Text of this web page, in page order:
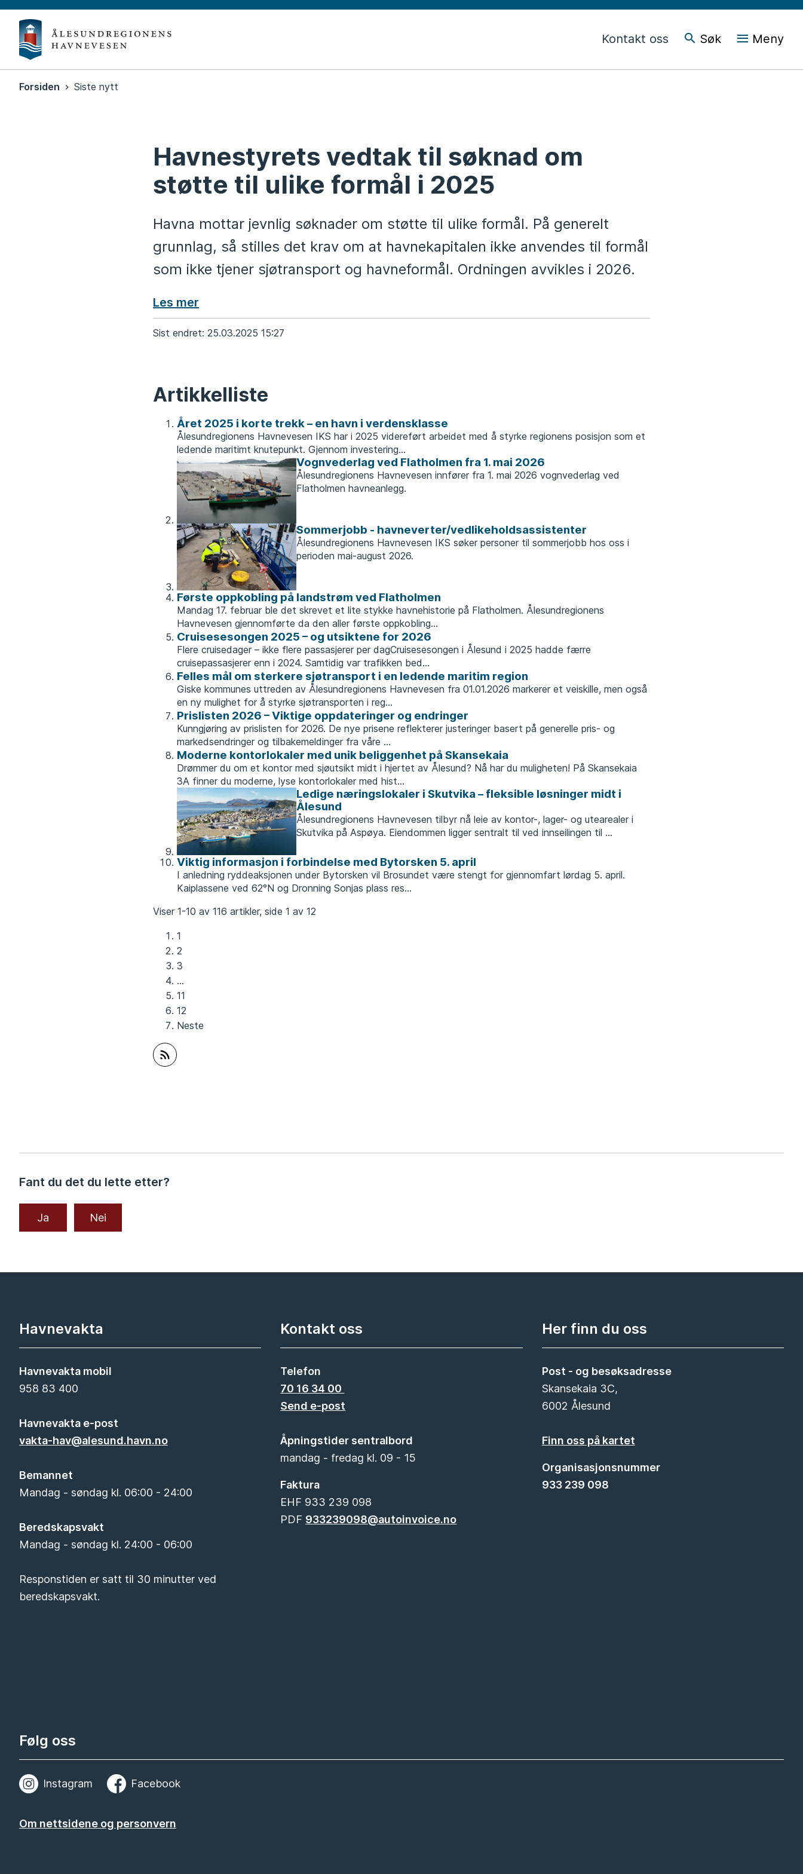
Ålesund
Kontakt oss Søk Meny
Du
Forsiden Siste nytt
Havnestyrets vedtak til søknad om
støtte til ulike formål i 2025
Havna mottar jevnlig søknader om støtte til ulike formål. På generelt
grunnlag, så stilles det krav om at havnekapitalen ikke anvendes til formål
som ikke tjener sjøtransport og havneformål. Ordningen avvikles i 2026.
Les mer
Sist endret 25.03.2025 15:27
Artikkelliste
Året 2025 i korte trekk – en havn i verdensklasse
Ålesundregionens Havnevesen IKS har i 2025 videreført arbeidet med å styrke regionens posisjon som et
ledende maritimt knutepunkt. Gjennom investering...
Vognvederlag ved Flatholmen fra 1. mai 2026
Ålesundregionens Havnevesen innfører fra 1. mai 2026 vognvederlag ved
Flatholmen havneanlegg.
Sommerjobb - havneverter/vedlikeholdsassistenter
Ålesundregionens Havnevesen IKS søker personer til sommerjobb hos oss i
perioden mai-august 2026.
Første oppkobling på landstrøm ved Flatholmen
Mandag 17. februar ble det skrevet et lite stykke havnehistorie på Flatholmen. Ålesundregionens
Havnevesen gjennomførte da den aller første oppkobling...
Cruisesesongen 2025 – og utsiktene for 2026
Flere cruisedager – ikke flere passasjerer per dagCruisesesongen i Ålesund i 2025 hadde færre
cruisepassasjerer enn i 2024. Samtidig var trafikken bed...
Felles mål om sterkere sjøtransport i en ledende maritim region
Giske kommunes uttreden av Ålesundregionens Havnevesen fra 01.01.2026 markerer et veiskille, men også
en ny mulighet for å styrke sjøtransporten i reg...
Prislisten 2026 – Viktige oppdateringer og endringer
Kunngjøring av prislisten for 2026. De nye prisene reflekterer justeringer basert på generelle pris- og
markedsendringer og tilbakemeldinger fra våre ...
Moderne kontorlokaler med unik beliggenhet på Skansekaia
Drømmer du om et kontor med sjøutsikt midt i hjertet av Ålesund? Nå har du muligheten! På Skansekaia
3A finner du moderne, lyse kontorlokaler med hist...
Ledige næringslokaler i Skutvika – fleksible løsninger midt i
Ålesund
Ålesundregionens Havnevesen tilbyr nå leie av kontor-, lager- og utearealer i
Skutvika på Aspøya. Eiendommen ligger sentralt til ved innseilingen til ...
Viktig informasjon i forbindelse med Bytorsken 5. april
I anledning ryddeaksjonen under Bytorsken vil Brosundet være stengt for gjennomfart lørdag 5. april.
Kaiplassene ved 62°N og Dronning Sonjas plass res...
Viser 1-10 av 116 artikler, side 1 av 12
1
2
3
...
11
12
Neste
Fant du det du lette etter?
Ja Nei
Havnevakta
Havnevakta mobil
958 83 400
Havnevakta e-post
vakta-hav@alesund.havn.no
Bemannet
Mandag - søndag kl. 06:00 - 24:00
Beredskapsvakt
Mandag - søndag kl. 24:00 - 06:00
Responstiden er satt til 30 minutter ved
beredskapsvakt.
Kontakt oss
Telefon
70 16 34 00
Send e-post
Åpningstider sentralbord
mandag - fredag kl. 09 - 15
Faktura
EHF 933 239 098
PDF 933239098@autoinvoice.no
Her finn du oss
Post - og besøksadresse
Skansekaia 3C,
6002 Ålesund
Finn oss på kartet
Organisasjonsnummer
933 239 098
Følg oss
Instagram Facebook
Om nettsidene og personvern